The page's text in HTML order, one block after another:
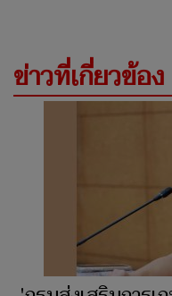
ข่าวที่เกี่ยวข้อง